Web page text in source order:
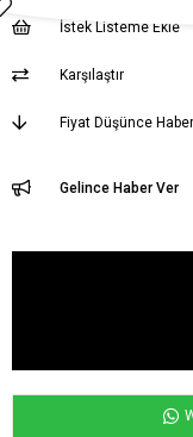
İstek Listeme Ekle
Karşılaştır
Fiyat Düşünce
Gelince Haber Ver